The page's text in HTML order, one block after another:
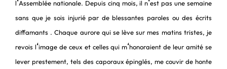
l‘Assemblée nationale. Depuis cinq mois, il n‘est pas une semaine
sans que je sois injurié par de blessantes paroles ou des écrits
diffamants . Chaque aurore qui se lève sur mes matins tristes, je
revois l‘image de ceux et celles qui m‘honoraient de leur amité se
lever prestement, tels des caporaux épinglés, me couvir de honte